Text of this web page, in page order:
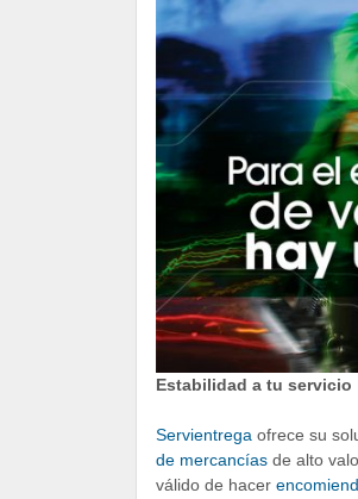
Estabilidad a tu servicio
Servientrega ofrece su
de mercancías de alto
válido de hacer